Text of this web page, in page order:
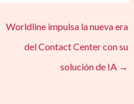
Worldline impulsa la nueva era
del Contact Center con su
solución de IA →